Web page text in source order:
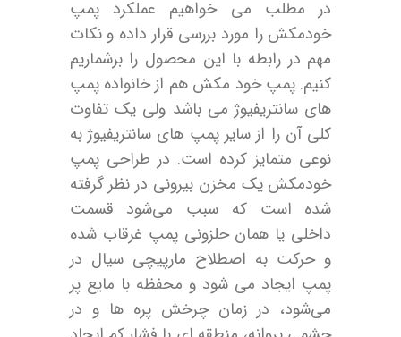
در مطلب می خواهیم عملکرد پمپ
خودمکش را مورد بررسی قرار داده و نکات
مهم در رابطه با این محصول را برشماریم
کنیم. پمپ خود مکش هم از خانواده پمپ
های سانتریفیوژ می باشد ولی یک تفاوت
کلی آن را از سایر پمپ های سانتریفیوژ به
نوعی متمایز کرده است. در طراحی پمپ
خودمکش یک مخزن بیرونی در نظر گرفته
شده است که سبب می‌شود قسمت
داخلی یا همان حلزونی پمپ غرقاب شده
و حرکت به اصطلاح مارپیچی سیال در
پمپ ایجاد می شود و محفظه با مایع پر
می‌شود، در زمان چرخش پره ها و در